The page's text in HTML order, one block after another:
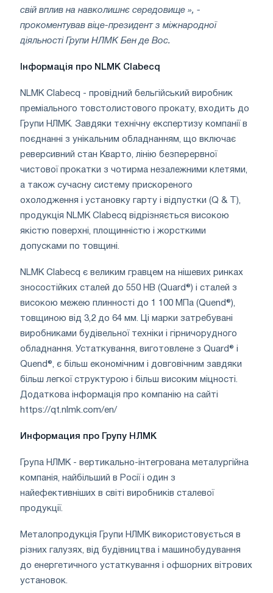
свій вплив на навколишнє середовище », -
прокоментував віце-президент з міжнародної
діяльності Групи НЛМК Бен де Вос.
Інформація про NLMK Clabecq
NLMK Clabecq - провідний бельгійський виробник
преміального товстолистового прокату, входить до
Групи НЛМК. Завдяки технічну експертизу компанії в
поєднанні з унікальним обладнанням, що включає
реверсивний стан Кварто, лінію безперервної
чистової прокатки з чотирма незалежними клетями,
а також сучасну систему прискореного
охолодження і установку гарту і відпустки (Q & T),
продукція NLMK Clabecq відрізняється високою
якістю поверхні, площинністю і жорсткими
допусками по товщині.
NLMK Clabecq є великим гравцем на нішевих ринках
зносостійких сталей до 550 НВ (Quard®) і сталей з
високою межею плинності до 1 100 МПа (Quend®),
товщиною від 3,2 до 64 мм. Ці марки затребувані
виробниками будівельної техніки і гірничорудного
обладнання. Устаткування, виготовлене з Quard® і
Quend®, є більш економічним і довговічним завдяки
більш легкої структурою і більш високим міцності.
Додаткова інформація про компанію на сайті
https://qt.nlmk.com/en/
Информация про Групу НЛМК
Група НЛМК - вертикально-інтегрована металургійна
компанія, найбільший в Росії і один з
найефективніших в світі виробників сталевої
продукції.
Металопродукція Групи НЛМК використовується в
різних галузях, від будівництва і машинобудування
до енергетичного устаткування і офшорних вітрових
установок.